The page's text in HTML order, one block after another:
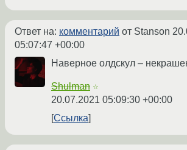
Ответ на: комментарий от Stanson
05:07:47 +00:00
Наверное олдскул –
Shulman ☆
20.07.2021 05:09:30 +00:00
Ссылка